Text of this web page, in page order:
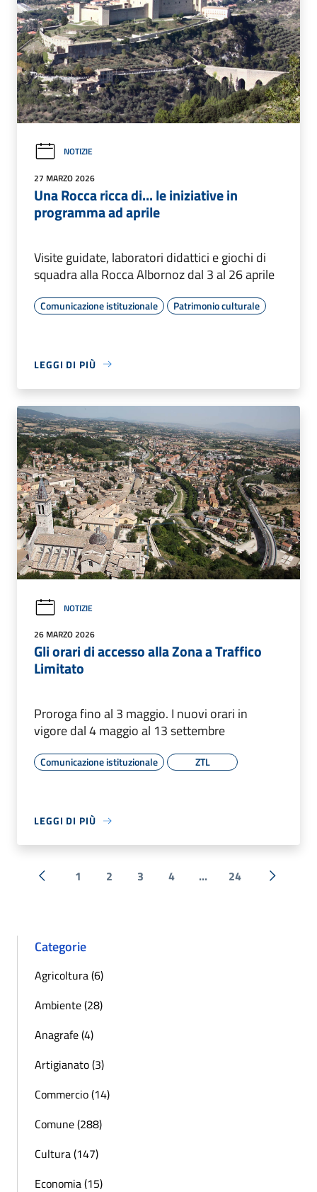
NOTIZIE
27 MARZO 2026
Una Rocca ricca di... le iniziative in
programma ad aprile
Visite guidate, laboratori didattici e giochi di
squadra alla Rocca Albornoz dal 3 al 26 aprile
Comunicazione istituzionale Patrimonio culturale
LEGGI DI PIÙ
NOTIZIE
26 MARZO 2026
Gli orari di accesso alla Zona a Traffico
Limitato
Proroga fino al 3 maggio. I nuovi orari in
vigore dal 4 maggio al 13 settembre
Comunicazione istituzionale ZTL
LEGGI DI PIÙ
« Precedente
1 2 3 4 ... 24
Categorie
Agricoltura (6)
Ambiente (28)
Anagrafe (4)
Artigianato (3)
Commercio (14)
Comune (288)
Cultura (147)
Economia (15)